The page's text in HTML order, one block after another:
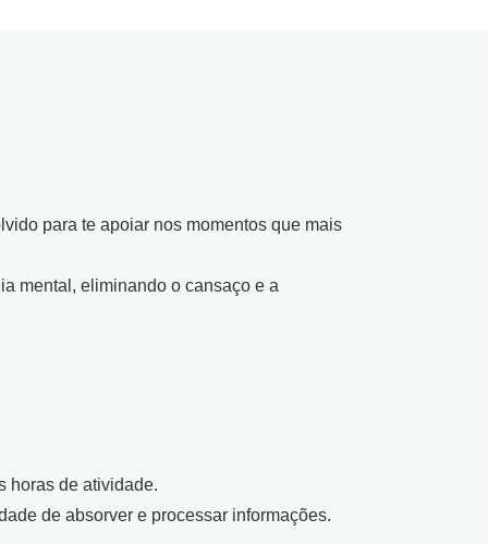
para te apoiar nos momentos que mais
mental, eliminando o cansaço e a
horas de atividade.
de absorver e processar informações.